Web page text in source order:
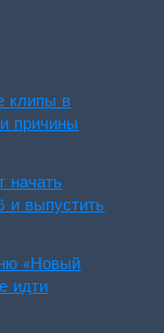
клипы в
причины
начать
и выпустить
«Новый
идти